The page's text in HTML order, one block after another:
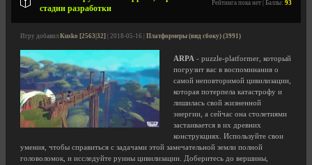
стадии разработки
Рейтинга пока нет | Баллы: 93
Игру добавил Kusko [2563|32] | 2018-05-16 | Платформеры (вид сбоку) (3991)
ARPA - puzzle-platformer, который
погрузит вас в воспоминания о
самой неповторимой цивилизации,
которая потерпела катастрофу и
лишилась свой жизненной
энергии, а сейчас она столетиями
застаивается в их древних
конструкциях. Используйте свои
умения, чтобы справиться с задачами этой замечательной земли полной
головоломок, и исследуйте руины цивилизации. Доберитесь до вершины,